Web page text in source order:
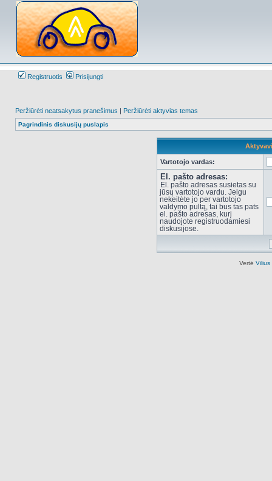
Registruotis Prisijungti
Peržiūrėti neatsakytus pranešimus | Peržiūrėti aktyvias temas
Pagrindinis diskusijų puslapis
Vartotojo vardas:
El. pašto adresas:
El. pašto adresas susietas su
jūsų vartotojo vardu. Jeigu
nekeitėte jo per vartotojo
valdymo pultą, tai bus tas pats
el. pašto adresas, kurį
naudojote registruodamiesi
diskusijose.
Vertė Vilius